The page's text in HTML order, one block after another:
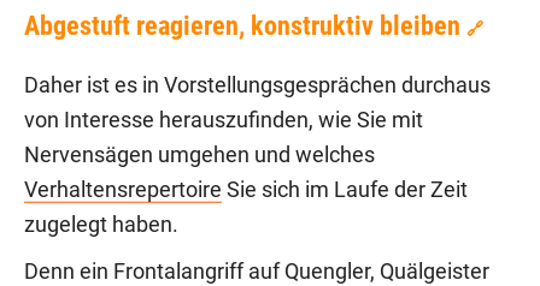
Abgestuft reagieren, konstruktiv bleiben 🔗
Daher ist es in Vorstellungsgesprächen durchaus
von Interesse herauszufinden, wie Sie mit
Nervensägen umgehen und welches
Verhaltensrepertoire Sie sich im Laufe der Zeit
zugelegt haben.
Denn ein Frontalangriff auf Quengler, Quälgeister